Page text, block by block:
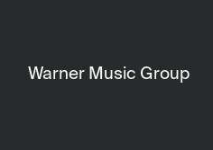
Warner Music Group